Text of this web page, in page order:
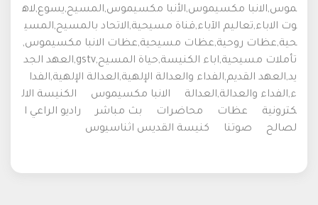
موس,الانبا مكسيموس,الأنبا مكسيموس,المسيح,يسوع,لاه
وت الاباء,تعاليم الآباء,قناة مسيحية,الاتحاد بالمسيح,المسي
حية,عظات روحية,عظات مسيحية,عظات الانبا مكسيموس,
تأملات مسيحية,اباء الكنيسة,حياة المسيح,gstv,العهد الجد
يد,العهد القديم,الفداء والعدالة الإلهية,العدالة الإلهية,الفدا
ء,الفداء والعدالة,العدالة
الانبا مكسيموس
الكنيسة الال
كترونية
عظات محاضرات بث مباشر
راديو الراعي ا
لصالح
صوتنا كنيسة القديس اثناسيوس